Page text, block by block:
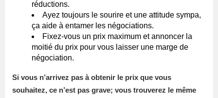
réductions.
Ayez toujours le sourire et une attitude sympa,
ça aide à entamer les négociations.
Fixez-vous un prix maximum et annoncer la
moitié du prix pour vous laisser une marge de
négociation.
Si vous n’arrivez pas à obtenir le prix que vous
souhaitez, ce n’est pas grave; vous trouverez le même